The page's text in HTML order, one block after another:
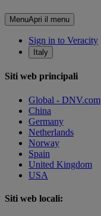
MenuApri il menu
Sign in to Veracity
Italy
Siti web principali
Global - DNV.com
China
Germany
Netherlands
Norway
Spain
United Kingdom
USA
Siti web locali: